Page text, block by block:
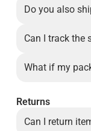
Do you also
Can I track the
What if my
Returns
Can I return